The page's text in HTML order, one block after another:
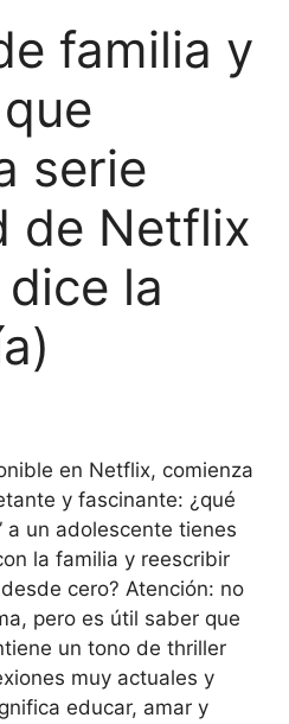
familia y
serie
de Netflix
la
en Netflix, comienza
y fascinante: ¿qué
a un adolescente tienes
la familia y reescribir
cero? Atención: no
pero es útil saber que
un tono de thriller
muy actuales y
educar, amar y